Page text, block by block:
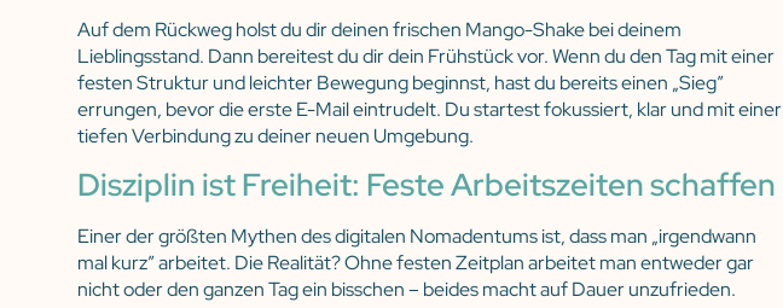
Auf dem Rückweg holst du dir deinen frischen Mango-Shake bei deinem
Lieblingsstand. Dann bereitest du dir dein Frühstück vor. Wenn du den Tag mit einer
festen Struktur und leichter Bewegung beginnst, hast du bereits einen „Sieg”
errungen, bevor die erste E-Mail eintrudelt. Du startest fokussiert, klar und mit einer
tiefen Verbindung zu deiner neuen Umgebung.
Disziplin ist Freiheit: Feste Arbeitszeiten schaffen
Einer der größten Mythen des digitalen Nomadentums ist, dass man „irgendwann
mal kurz” arbeitet. Die Realität? Ohne festen Zeitplan arbeitet man entweder gar
nicht oder den ganzen Tag ein bisschen – beides macht auf Dauer unzufrieden.